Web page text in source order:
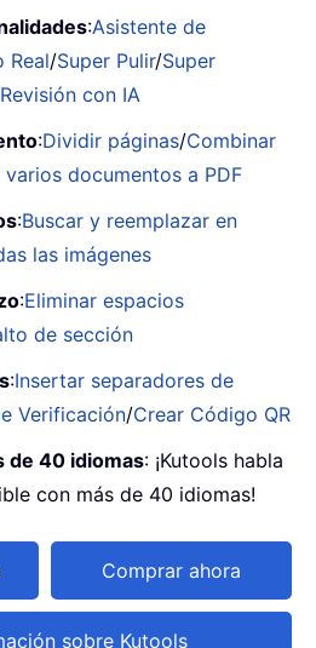
:Asistente de
Real/Super Pulir/Super
Revisión con IA
:Dividir páginas/Combinar
documentos a PDF
:Buscar y reemplazar en
las imágenes
:Eliminar espacios
de sección
:Insertar separadores de
Verificación/Crear Código QR
de 40 idiomas: ¡Kutools habla
con más de 40 idiomas!
Comprar ahora
sobre Kutools